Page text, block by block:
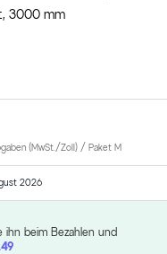
3000 mm
(MwSt./Zoll) / Paket M
2026
ihn beim Bezahlen und